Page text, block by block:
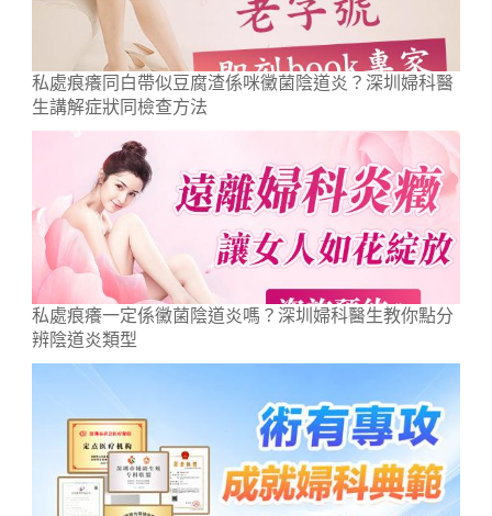
私處痕癢同白帶似豆腐渣係咪黴菌陰道炎？深圳婦科醫
生講解症狀同檢查方法
私處痕癢一定係黴菌陰道炎嗎？深圳婦科醫生教你點分
辨陰道炎類型